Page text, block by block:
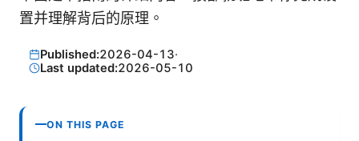
置并理解背后的原理。
Published:2026-04-13·
Last updated:2026-05-10
ON THIS PAGE